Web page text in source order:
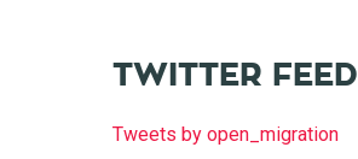
TWITTER FEED
Tweets by open_migration